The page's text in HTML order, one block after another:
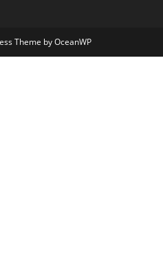
Theme by OceanWP